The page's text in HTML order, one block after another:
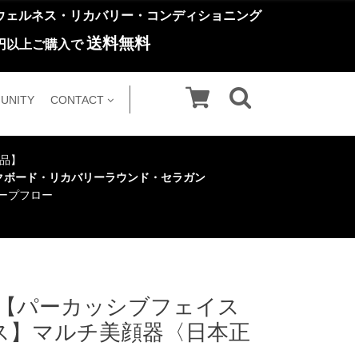
ェルネス・リカバリー・コンディショニング
以上ご購入で 送料無料
CONTACT
】
ード・リカバリーラウンド・セラガン
プフロー
パーカッシブフェイス
マルチ美顔器〈日本正